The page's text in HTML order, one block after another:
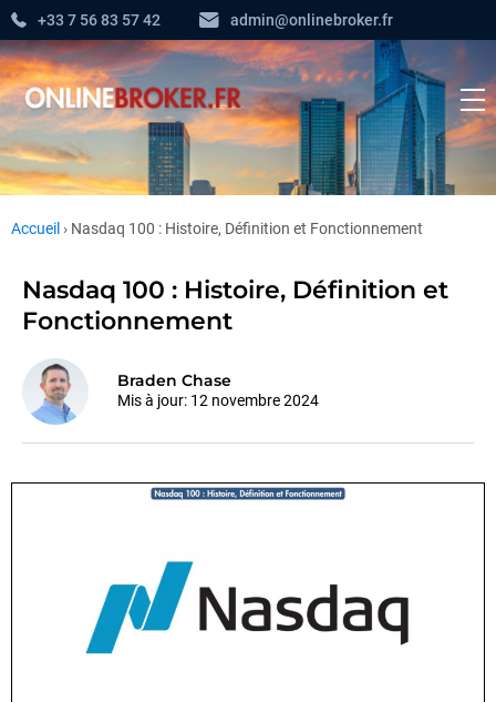
+33 7 56 83 57 42 admin@onlinebroker.fr
Accueil › Nasdaq 100 : Histoire, Définition et Fonctionnement
Nasdaq 100 : Histoire, Définition et
Fonctionnement
Braden Chase
Mis à jour: 12 novembre 2024